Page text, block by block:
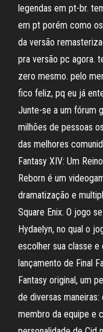
legendas em pt-br.
em pt porém como
da versão
pra versão pc agora.
zero mesmo. pelo
fico feliz, pq eu já
Junte-se a um fórum
milhões de pessoas
das melhores
Fantasy XIV: Um
Reborn é um
dramatização e
Square Enix. O jogo
Hydaelyn, no qual o
escolher sua classe
lançamento de Final
Fantasy original, um
de diversas
membro da equipe e